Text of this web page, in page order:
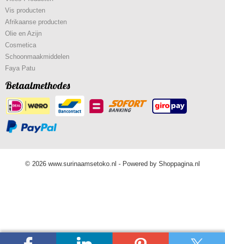
Vis producten
Afrikaanse producten
Olie en Azijn
Cosmetica
Schoonmaakmiddelen
Faya Patu
Betaalmethodes
© 2026 www.surinaamsetoko.nl - Powered by Shoppagina.nl